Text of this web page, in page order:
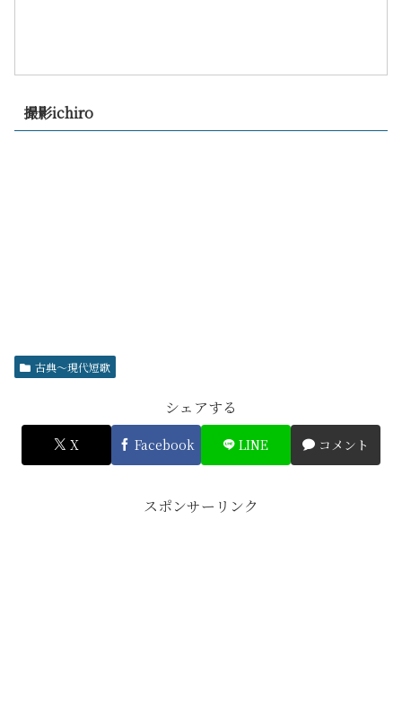
撮影ichiro
古典～現代短歌
シェアする
X Facebook LINE コメント
スポンサーリンク